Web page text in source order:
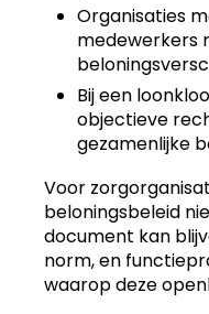
Organisaties
medewerkers
Bij een
objectieve
gezamenlijke
Voor
beloningsbeleid
document kan
norm, en
waarop deze